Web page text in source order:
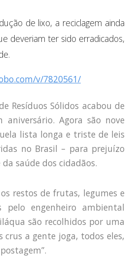
da Poluição: Discussão
de Suporte do Ecossistema
Externalidade e Poluição
de Comando e Controle
de Poluição
Teorema
do Setor Público e Meio Ambiente
de lixo, a reciclagem ainda
deveriam ter sido erradicados,
v/7820561/
Resíduos Sólidos acabou de
Agora são nove
lista longa e triste de leis
no Brasil – para prejuízo
saúde dos cidadãos.
restos de frutas, legumes e
pelo engenheiro ambiental
são recolhidos por uma
crus a gente joga, todos eles,